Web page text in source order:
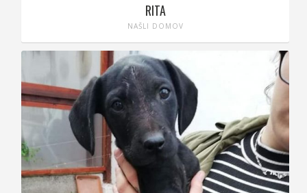
RITA
NAŠLI DOMOV